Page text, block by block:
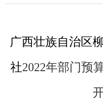
互动回应
数据专题
广西壮族自治区
社2022年部门预